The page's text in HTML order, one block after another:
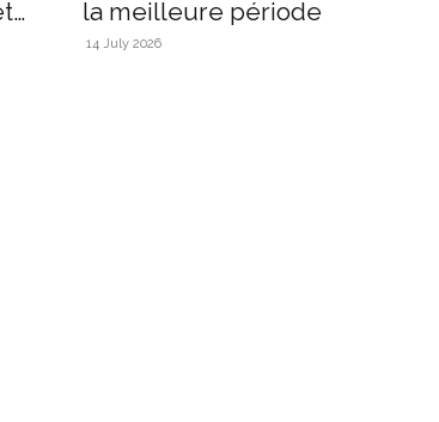
la meilleure période
14 July 2026